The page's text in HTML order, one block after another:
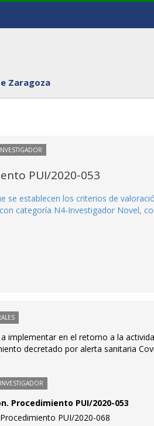
Zaragoza
PUI/2020-053
se establecen los criterios de
categoría N4-Investigador Novel,
implementar en el retorno a la
decretado por alerta sanitaria
Procedimiento PUI/2020-053
PUI/2020-068